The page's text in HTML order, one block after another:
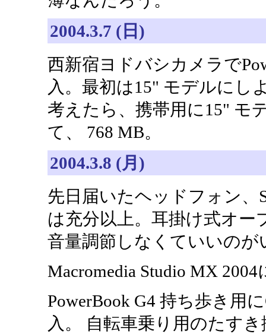
2004.3.7 (日)
西新宿ヨドバシカメラで
入。最初は15" モデルにし
考えたら、携帯用に15" モ
て、 768 MB。
2004.3.8 (月)
先日届いたヘッドフォン、
は充分以上。耳掛け式オ
音量調節しなくていいのが
Macromedia Studio MX
PowerBook G4 持ち歩き用
入。 自転車乗り用のたす